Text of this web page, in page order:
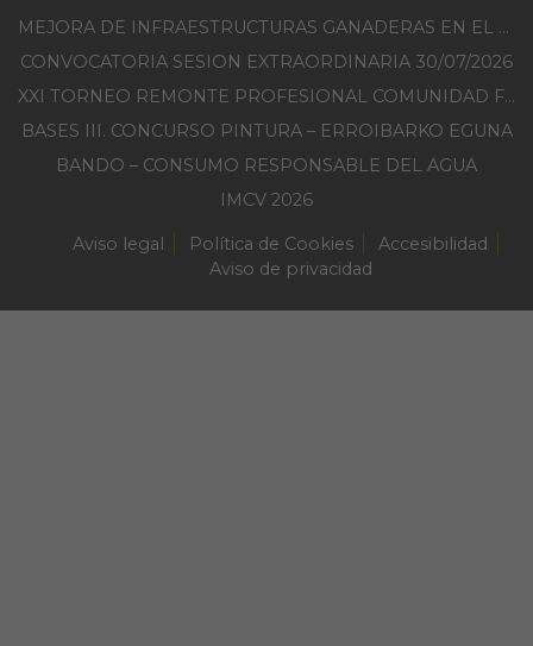
MEJORA DE INFRAESTRUCTURAS GANADERAS EN EL TM DE ERRO CAMPAÑA 2025-2026
CONVOCATORIA SESION EXTRAORDINARIA 30/07/2026
XXI TORNEO REMONTE PROFESIONAL COMUNIDAD FORAL NAVARRA
BASES III. CONCURSO PINTURA – ERROIBARKO EGUNA
BANDO – CONSUMO RESPONSABLE DEL AGUA
IMCV 2026
Aviso legal Política de Cookies
Accesibilidad
Aviso de privacidad